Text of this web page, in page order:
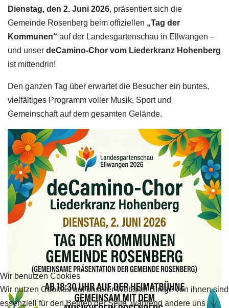
Dienstag, den 2. Juni 2026, präsentiert sich die
Gemeinde Rosenberg beim offiziellen „Tag der
Kommunen“ auf der Landesgartenschau in Ellwangen –
und unser deCamino-Chor vom Liederkranz Hohenberg
ist mittendrin!
Den ganzen Tag über erwartet die Besucher ein buntes,
vielfältiges Programm voller Musik, Sport und
Gemeinschaft auf dem gesamten Gelände.
Wir benutzen Cookies
Wir nutzen Cookies auf unserer Website. Einige von ihnen sind
essenziell für den Betrieb der Seite, während andere uns